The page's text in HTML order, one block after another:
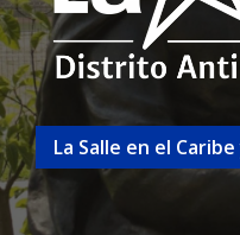
La Salle en el